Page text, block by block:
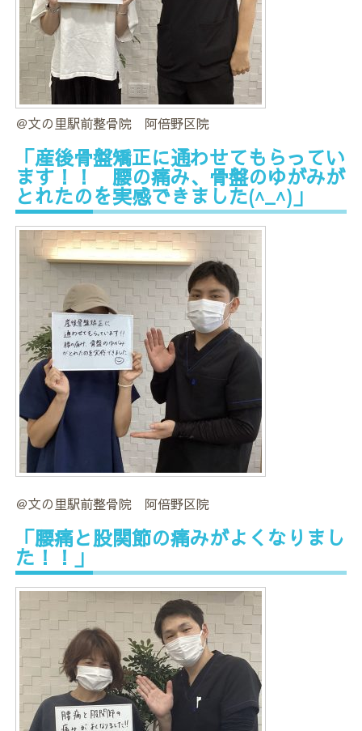
＠文の里駅前整骨院 阿倍野区院
「産後骨盤矯正に通わせてもらってい
ます！！ 腰の痛み、骨盤のゆがみが
とれたのを実感できました(^_^)」
＠文の里駅前整骨院 阿倍野区院
「腰痛と股関節の痛みがよくなりまし
た！！」